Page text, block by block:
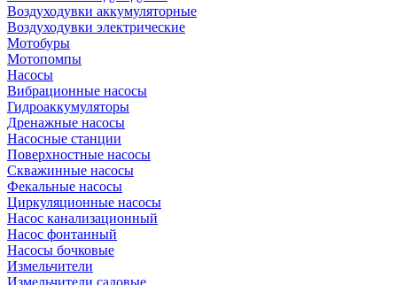
Воздуходувки аккумуляторные
Воздуходувки электрические
Мотобуры
Мотопомпы
Насосы
Вибрационные насосы
Гидроаккумуляторы
Дренажные насосы
Насосные станции
Поверхностные насосы
Скважинные насосы
Фекальные насосы
Циркуляционные насосы
Насос канализационный
Насос фонтанный
Насосы бочковые
Измельчители
Измельчители садовые